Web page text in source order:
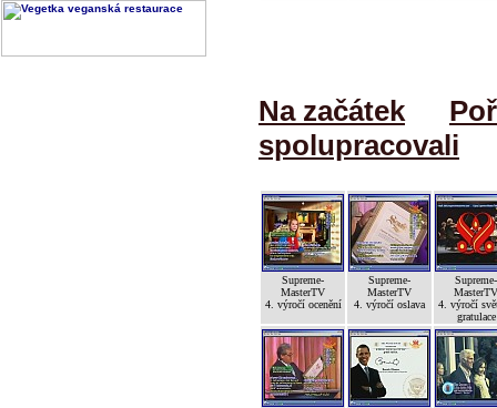
Na začátek
spolupracovali
Supreme-
MasterTV
4. výročí ocenění
Supreme-
MasterTV
4. výročí oslava
Supreme-
MasterTV
4. výročí
gratulace